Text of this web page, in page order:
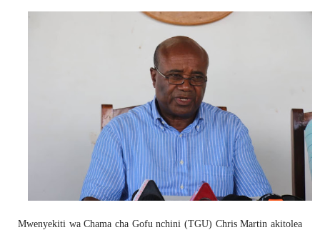
Mwenyekiti wa Chama cha Gofu nchini (TGU) Chris Martin akitolea